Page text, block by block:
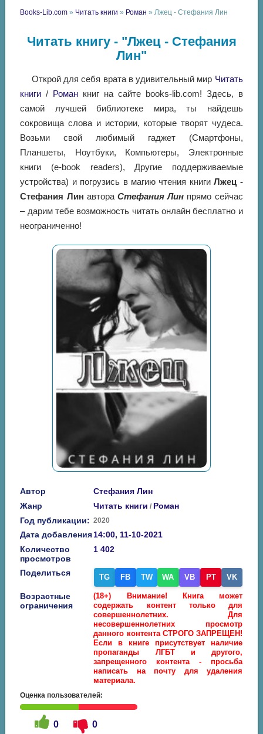
Books-Lib.com » Читать книги » Роман » Лжец - Стефания Лин
Читать книгу - "Лжец - Стефания
Лин"
Открой для себя врата в удивительный мир Читать
книги / Роман книг на сайте books-lib.com! Здесь, в
самой лучшей библиотеке мира, ты найдешь
сокровища слова и истории, которые творят чудеса.
Возьми свой любимый гаджет (Смартфоны,
Планшеты, Ноутбуки, Компьютеры, Электронные
книги (e-book readers), Другие поддерживаемые
устройства) и погрузись в магию чтения книгиЛжец -
Стефания Лин автора Стефания Лин прямо сейчас
– дарим тебе возможность читать онлайн бесплатно и
неограниченно!
Автор
Стефания Лин
Жанр
Читать книги / Роман
Год публикации: 2020
Дата добавления14:00, 11-10-2021
Количество
просмотров
1 402
Поделиться TG FB TW WA VB PT VK
Возрастные
ограничения
(18+) Внимание! Книга может
содержать контент только для
совершеннолетних. Для
несовершеннолетних просмотр
данного контента СТРОГО ЗАПРЕЩЕН!
Если в книге присутствует наличие
пропаганды ЛГБТ и другого,
запрещенного контента - просьба
написать на почту для удаления
материала.
Оценка пользователей:
0 0